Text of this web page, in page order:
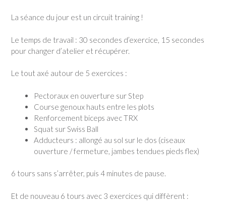
La séance du jour est un circuit training !
Le temps de travail : 30 secondes d’exercice, 15 secondes
pour changer d’atelier et récupérer.
Le tout axé autour de 5 exercices :
Pectoraux en ouverture sur Step
Course genoux hauts entre les plots
Renforcement biceps avec TRX
Squat sur Swiss Ball
Adducteurs : allongé au sol sur le dos (ciseaux
ouverture / fermeture, jambes tendues pieds flex)
6 tours sans s’arrêter, puis 4 minutes de pause.
Et de nouveau 6 tours avec 3 exercices qui diffèrent :